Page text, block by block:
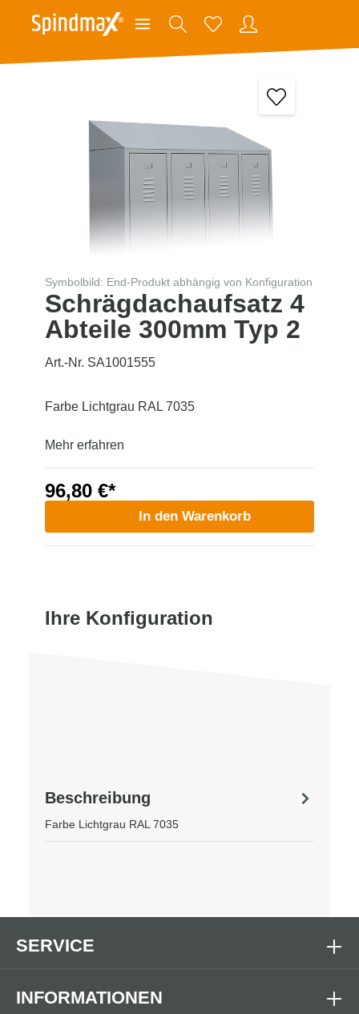
Symbolbild: End-Produkt abhängig von Konfiguration
Schrägdachaufsatz 4
Abteile 300mm Typ 2
Art.-Nr. SA1001555
Farbe Lichtgrau RAL 7035
Mehr erfahren
96,80 €*
In den Warenkorb
Ihre Konfiguration
Beschreibung
Farbe Lichtgrau RAL 7035
SERVICE
INFORMATIONEN